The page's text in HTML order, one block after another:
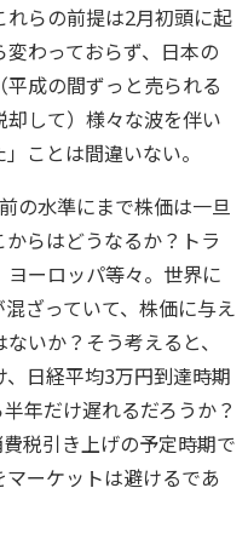
らの前提は2月初頭に起
わっておらず、日本の
成の間ずっと売られる
して）様々な波を伴い
ことは間違いない。
の水準にまで株価は一旦
らはどうなるか？トラ
ーロッパ等々。世界に
ざっていて、株価に与え
いか？そう考えると、
日経平均3万円到達時期
年だけ遅れるだろうか？
税引き上げの予定時期で
ーケットは避けるであ